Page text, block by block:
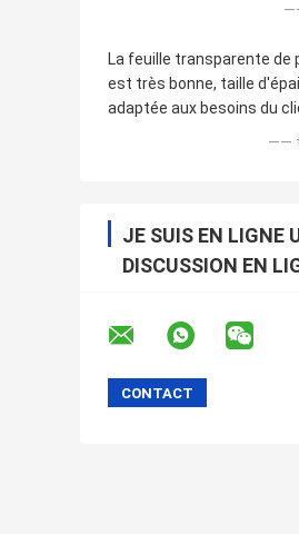
La feuille transparente de
est très bonne, taille
adaptée aux besoins du
——
JE SUIS EN LIGNE
DISCUSSION EN